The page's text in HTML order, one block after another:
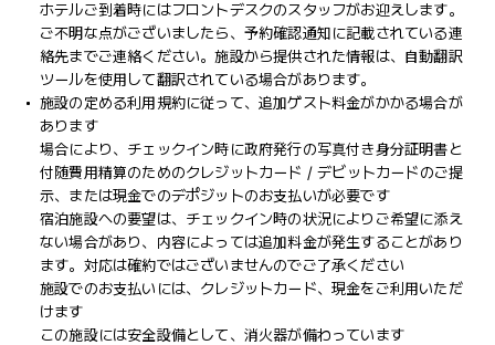
ホテルご到着時にはフロントデスクのスタッフがお迎えします。
ご不明な点がございましたら、予約確認通知に記載されている連
絡先までご連絡ください。施設から提供された情報は、自動翻訳
ツールを使用して翻訳されている場合があります。
施設の定める利用規約に従って、追加ゲスト料金がかかる場合が
あります
場合により、チェックイン時に政府発行の写真付き身分証明書と
付随費用精算のためのクレジットカード / デビットカードのご提
示、または現金でのデポジットのお支払いが必要です
宿泊施設への要望は、チェックイン時の状況によりご希望に添え
ない場合があり、内容によっては追加料金が発生することがあり
ます。対応は確約ではございませんのでご了承ください
施設でのお支払いには、クレジットカード、現金をご利用いただ
けます
この施設には安全設備として、消火器が備わっています